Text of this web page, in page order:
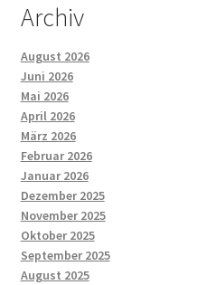
Archiv
August 2026
Juni 2026
Mai 2026
April 2026
März 2026
Februar 2026
Januar 2026
Dezember 2025
November 2025
Oktober 2025
September 2025
August 2025